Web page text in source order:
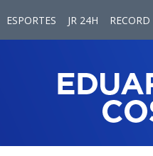
ESPORTES JR 24H RECORD